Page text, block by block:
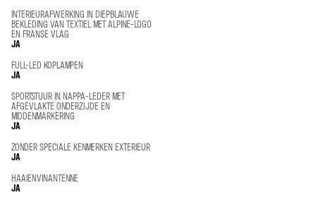
INTERIEURAFWERKING IN DIEPBLAUWE
BEKLEDING VAN TEXTIEL MET ALPINE-LOGO
EN FRANSE VLAG
JA
FULL-LED KOPLAMPEN
JA
SPORTSTUUR IN NAPPA-LEDER MET
AFGEVLAKTE ONDERZIJDE EN
MIDDENMARKERING
JA
ZONDER SPECIALE KENMERKEN EXTERIEUR
JA
HAAIENVINANTENNE
JA